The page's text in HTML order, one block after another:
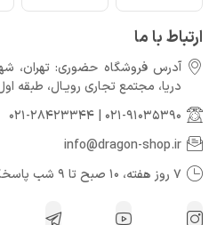
ارتباط با ما
آدرس فروشگاه حضوری: تهران،
دريا، مجتمع تجارى رويـال، طبقه اول، واحد 110
021-91035390
021-28423344
info@dragon-shop.ir
7 روز هفته، 10 صبح تا 9 شب پاسخگوی شما عزیزان هستیم.